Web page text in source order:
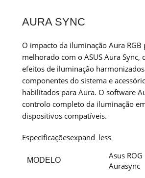
AURA SYNC
O impacto da iluminação Aura RGB
melhorado com o ASUS Aura Sync,
efeitos de iluminação
componentes do sistema e
habilitados para Aura. O software
controlo completo da iluminação
dispositivos compatíveis.
Especificaçõesexpand_less
MODELO
Asus
Aurasync